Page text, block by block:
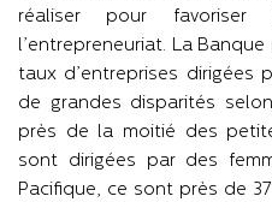
réaliser pour favoriser
l’entrepreneuriat. La
taux d’entreprises dirigées
de grandes disparités
près de la moitié des
sont dirigées par des
Pacifique, ce sont près de